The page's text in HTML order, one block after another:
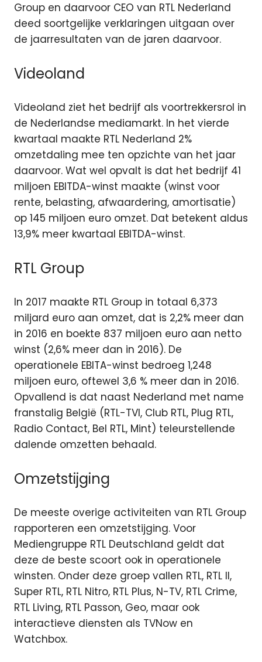
Group en daarvoor CEO van RTL Nederland
deed soortgelijke verklaringen uitgaan over
de jaarresultaten van de jaren daarvoor.
Videoland
Videoland ziet het bedrijf als voortrekkersrol in
de Nederlandse mediamarkt. In het vierde
kwartaal maakte RTL Nederland 2%
omzetdaling mee ten opzichte van het jaar
daarvoor. Wat wel opvalt is dat het bedrijf 41
miljoen EBITDA-winst maakte (winst voor
rente, belasting, afwaardering, amortisatie)
op 145 miljoen euro omzet. Dat betekent aldus
13,9% meer kwartaal EBITDA-winst.
RTL Group
In 2017 maakte RTL Group in totaal 6,373
miljard euro aan omzet, dat is 2,2% meer dan
in 2016 en boekte 837 miljoen euro aan netto
winst (2,6% meer dan in 2016). De
operationele EBITA-winst bedroeg 1,248
miljoen euro, oftewel 3,6 % meer dan in 2016.
Opvallend is dat naast Nederland met name
franstalig België (RTL-TVI, Club RTL, Plug RTL,
Radio Contact, Bel RTL, Mint) teleurstellende
dalende omzetten behaald.
Omzetstijging
De meeste overige activiteiten van RTL Group
rapporteren een omzetstijging. Voor
Mediengruppe RTL Deutschland geldt dat
deze de beste scoort ook in operationele
winsten. Onder deze groep vallen RTL, RTL II,
Super RTL, RTL Nitro, RTL Plus, N-TV, RTL Crime,
RTL Living, RTL Passon, Geo, maar ook
interactieve diensten als TVNow en
Watchbox.